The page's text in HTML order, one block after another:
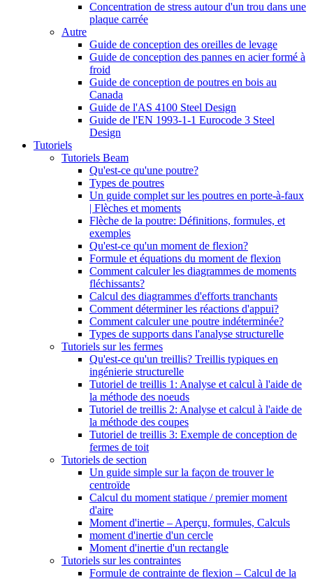
Concentration de stress autour d'un trou dans une
plaque carrée
Autre
Guide de conception des oreilles de levage
Guide de conception des pannes en acier formé à
froid
Guide de conception de poutres en bois au
Canada
Guide de l'AS 4100 Steel Design
Guide de l'EN 1993-1-1 Eurocode 3 Steel
Design
Tutoriels
Tutoriels Beam
Qu'est-ce qu'une poutre?
Types de poutres
Un guide complet sur les poutres en porte-à-faux
| Flèches et moments
Flèche de la poutre: Définitions, formules, et
exemples
Qu'est-ce qu'un moment de flexion?
Formule et équations du moment de flexion
Comment calculer les diagrammes de moments
fléchissants?
Calcul des diagrammes d'efforts tranchants
Comment déterminer les réactions d'appui?
Comment calculer une poutre indéterminée?
Types de supports dans l'analyse structurelle
Tutoriels sur les fermes
Qu'est-ce qu'un treillis? Treillis typiques en
ingénierie structurelle
Tutoriel de treillis 1: Analyse et calcul à l'aide de
la méthode des noeuds
Tutoriel de treillis 2: Analyse et calcul à l'aide de
la méthode des coupes
Tutoriel de treillis 3: Exemple de conception de
fermes de toit
Tutoriels de section
Un guide simple sur la façon de trouver le
centroïde
Calcul du moment statique / premier moment
d'aire
Moment d'inertie – Aperçu, formules, Calculs
moment d'inertie d'un cercle
Moment d'inertie d'un rectangle
Tutoriels sur les contraintes
Formule de contrainte de flexion – Calcul de la